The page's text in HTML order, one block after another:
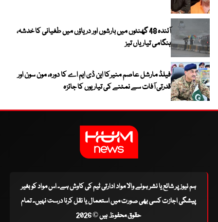
آئندہ 48 گھنٹوں میں بارشوں اور دریاؤں میں طغیانی کا خدشہ،
ہنگامی تیاریاں تیز
فیلڈ مارشل عاصم منیرکا این ڈی ایم اے کا دورہ، مون سون اور
قدرتی آفات سے نمٹنے کی تیاریوں کا جائزہ
ہم نیوز پر شائع یا نشر ہونے والا مواد ادارتی ٹیم کی کاوش ہے۔ اس مواد کو بغیر
پیشگی اجازت کسی بھی صورت میں استعمال یا نقل کرنا درست نہیں۔ تمام
حقوق محفوظ ہیں © 2026